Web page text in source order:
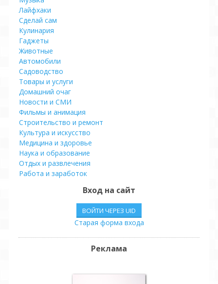
Лайфхаки
Сделай сам
Кулинария
Гаджеты
Животные
Автомобили
Садоводство
Товары и услуги
Домашний очаг
Новости и СМИ
Фильмы и анимация
Строительство и ремонт
Культура и искусство
Медицина и здоровье
Наука и образование
Отдых и развлечения
Работа и заработок
Вход на сайт
ВОЙТИ ЧЕРЕЗ UID
Старая форма входа
Реклама